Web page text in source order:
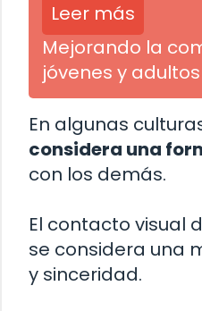
Leer más
Mejorando la
jóvenes y adultos
En algunas
considera una
con los demás.
El contacto visual
se considera una
y sinceridad.